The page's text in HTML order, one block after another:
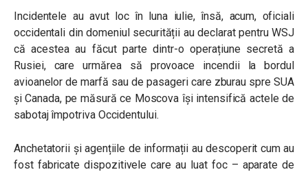
Incidentele au avut loc în luna iulie, însă, acum, oficiali
occidentali din domeniul securității au declarat pentru WSJ
că acestea au făcut parte dintr-o operațiune secretă a
Rusiei, care urmărea să provoace incendii la bordul
avioanelor de marfă sau de pasageri care zburau spre SUA
și Canada, pe măsură ce Moscova își intensifică actele de
sabotaj împotriva Occidentului.
Anchetatorii și agențiile de informații au descoperit cum au
fost fabricate dispozitivele care au luat foc – aparate de